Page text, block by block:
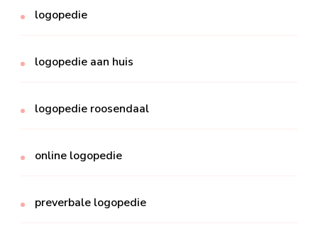
logopedie
logopedie aan huis
logopedie roosendaal
online logopedie
preverbale logopedie